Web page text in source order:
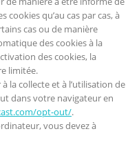
cookies qu’au cas par cas, à
cas ou de manière
des cookies à la
des cookies, la
limitée.
la collecte et à l’utilisation de
dans votre navigateur en
opt-out/.
vous devez à